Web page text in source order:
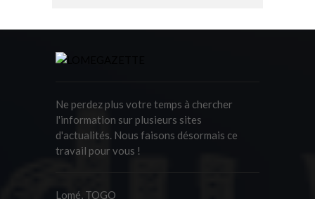
Ne perdez plus votre temps à chercher
l'information sur plusieurs sites
d'actualités. Nous faisons désormais ce
travail pour vous !
Lomé, TOGO